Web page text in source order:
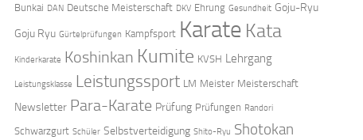
Bunkai DAN Deutsche Meisterschaft DKV Ehrung Gesundheit Goju-Ryu
Goju Ryu Gürtelprüfungen Kampfsport Karate Kata
Kinderkarate Koshinkan Kumite KVSH Lehrgang
Leistungsklasse Leistungssport LM Meister Meisterschaft
Newsletter Para-Karate Prüfung Prüfungen Randori
Schwarzgurt Schüler Selbstverteidigung Shito-Ryu Shotokan